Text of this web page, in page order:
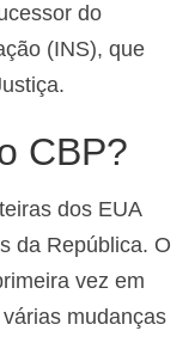
do
(INS), que
CBP?
dos EUA
da República. O
vez em
mudanças